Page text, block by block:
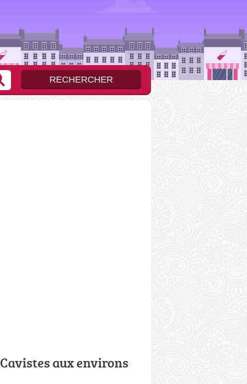
Cavistes aux environs